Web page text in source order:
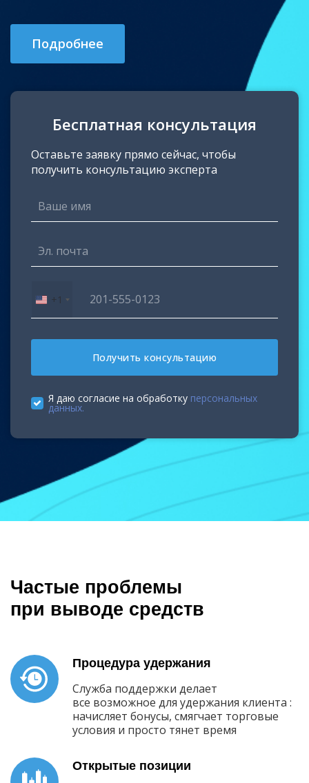
Подробнее
Бесплатная консультация
Оставьте заявку прямо сейчас, чтобы
получить консультацию эксперта
United
States
+1
Получить консультацию
Я даю согласие на обработку персональных
данных.
Частые проблемы
при выводе средств
Процедура удержания
Служба поддержки делает
все возможное для удержания клиента :
начисляет бонусы, смягчает торговые
условия и просто тянет время
Открытые позиции